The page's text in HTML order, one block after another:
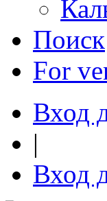
Поиск
For
Вход
|
Вход